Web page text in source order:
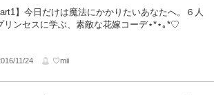
】今日だけは魔法にかかりたいあなたへ。６人
リンセスに学ぶ、素敵な花嫁コーデ⋆*⋆｡*♡
11/24 ♡mii